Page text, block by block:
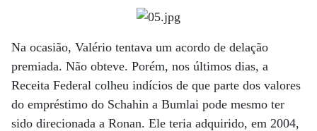
Na ocasião, Valério tentava um acordo de delação
premiada. Não obteve. Porém, nos últimos dias, a
Receita Federal colheu indícios de que parte dos valores
do empréstimo do Schahin a Bumlai pode mesmo ter
sido direcionada a Ronan. Ele teria adquirido, em 2004,